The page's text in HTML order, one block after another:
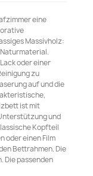
eine
Massivholz:
oder einer
zu
auf und die
ist mit
und
Kopfteil
oder einen Film
Bettrahmen. Die
Die passenden